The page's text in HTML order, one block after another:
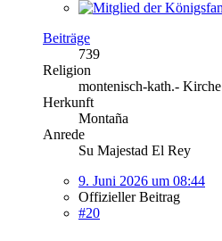
Beiträge
739
Religion
montenisch-kath.- Kirche
Herkunft
Montaña
Anrede
Su Majestad El Rey
9. Juni 2026 um 08:44
Offizieller Beitrag
#20